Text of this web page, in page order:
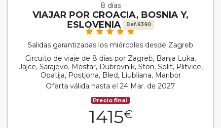
8 días
VIAJAR POR CROACIA, BOSNIA Y,
ESLOVENIA
Ref.9390
Salidas garantizadas los miércoles desde Zagreb
Circuito de viaje de 8 días por Zagreb, Banja Luka,
Jajce, Sarajevo, Mostar, Dubrovnik, Ston, Split, Plitvice,
Opatija, Postjona, Bled, Liubliana, Maribor
Oferta válida hasta el 24 Mar. de 2027
Precio final
1415€